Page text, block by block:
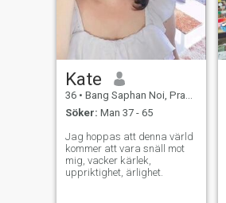
Kate
36 • Bang Saphan Noi, Prachuap Khiri Khan, Thailand
Söker: Man 37 - 65
Jag hoppas att denna värld
kommer att vara snäll mot
mig, vacker kärlek,
uppriktighet, ärlighet.